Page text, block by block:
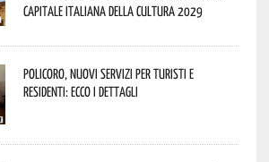
Capitale Italiana della Cultura 2029
Policoro, nuovi servizi per turisti e
residenti: ecco i dettagli